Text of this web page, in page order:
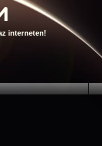
interneten!